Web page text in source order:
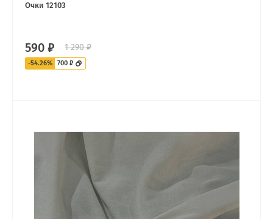
Очки 12103
590 ₽ 1 290 ₽
-54.26% 700 ₽